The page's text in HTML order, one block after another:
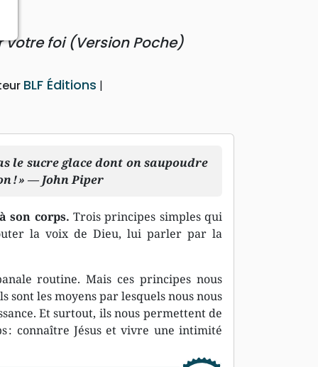
foi (Version Poche)
BLF Éditions
le sucre glace dont on saupoudre
! » — John Piper
son corps. Trois principes simples qui
la voix de Dieu, lui parler par la
routine. Mais ces principes nous
les moyens par lesquels nous nous
Et surtout, ils nous permettent de
: connaître Jésus et vivre une intimité